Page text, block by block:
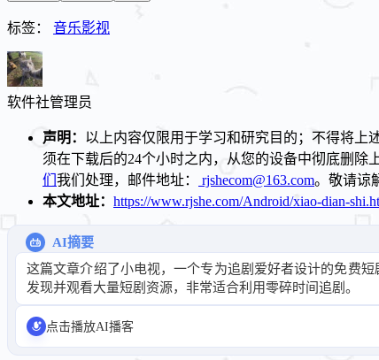
标签： 音乐影视
软件社管理员
声明： 以上内容仅限用于学习和研究目的；不得将上
须在下载后的24个小时之内，从您的设备中彻底删
们 我们处理，邮件地址： rjshecom@163.com。敬请谅
本文地址： https://www.rjshe.com/Android/xiao-dian-
AI摘要
这篇文章介绍了小电视，一个专为追剧爱好者设计的免费
发现并观看大量短剧资源，非常适合利用零碎时间追剧。
点击播放AI播客